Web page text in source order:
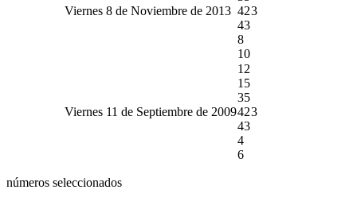
Viernes 8 de Noviembre de 2013 42
43
8
10
3
Viernes 11 de Septiembre de 2009
12
15
35
42
43
4
6
3
números seleccionados